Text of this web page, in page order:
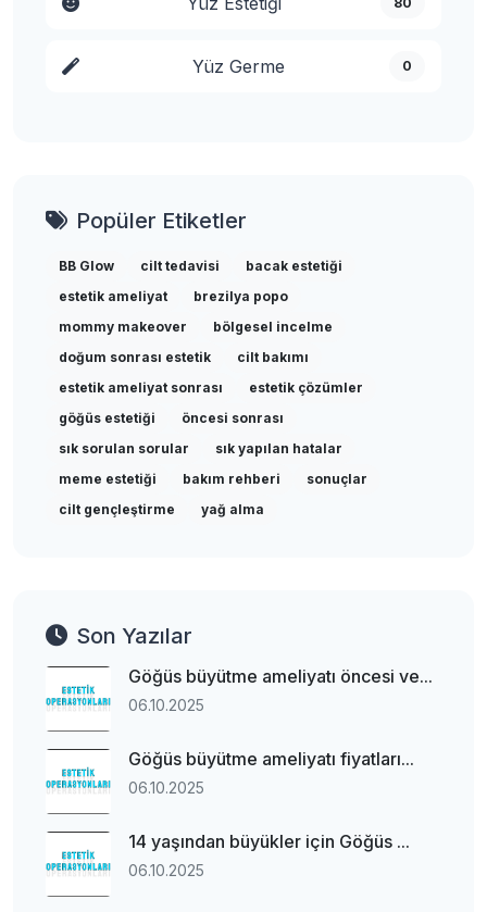
Yüz Germe 0
Popüler Etiketler
BB Glow cilt tedavisi
bacak estetiği
estetik ameliyat
brezilya popo
mommy makeover
bölgesel incelme
doğum sonrası estetik
cilt bakımı
estetik ameliyat sonrası
estetik çözümler
göğüs estetiği
öncesi sonrası
sık sorulan sorular
sık yapılan hatalar
meme estetiği
bakım rehberi
sonuçlar
cilt gençleştirme
yağ alma
Son Yazılar
Göğüs büyütme ameliyatı öncesi ve...
06.10.2025
Göğüs büyütme ameliyatı fiyatları...
06.10.2025
14 yaşından büyükler için Göğüs ...
06.10.2025